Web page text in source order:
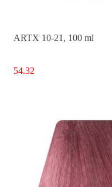
ARTX 10-21, 100 ml
54.32